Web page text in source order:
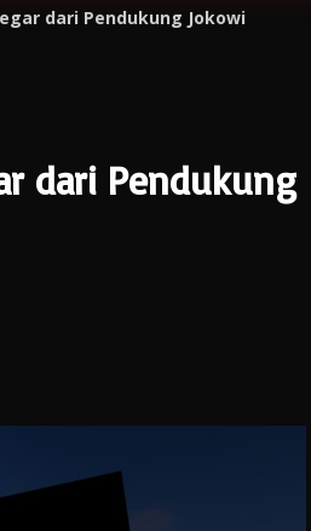
dari Pendukung Jokowi
dari Pendukung